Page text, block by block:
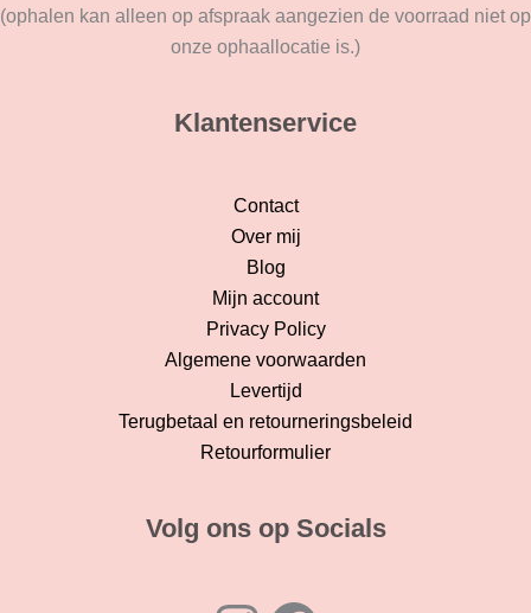
(ophalen kan alleen op afspraak aangezien de voorraad niet op
onze ophaallocatie is.)
Klantenservice
Contact
Over mij
Blog
Mijn account
Privacy Policy
Algemene voorwaarden
Levertijd
Terugbetaal en retourneringsbeleid
Retourformulier
Volg ons op Socials